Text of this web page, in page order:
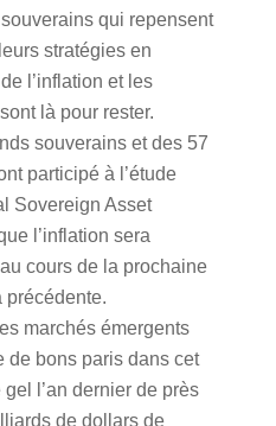
qui repensent
stratégies en
l’inflation et les
là pour rester.
souverains et des 57
participé à l’étude
Sovereign Asset
l’inflation sera
cours de la prochaine
précédente.
marchés émergents
de bons paris dans cet
l’an dernier de près
de dollars de